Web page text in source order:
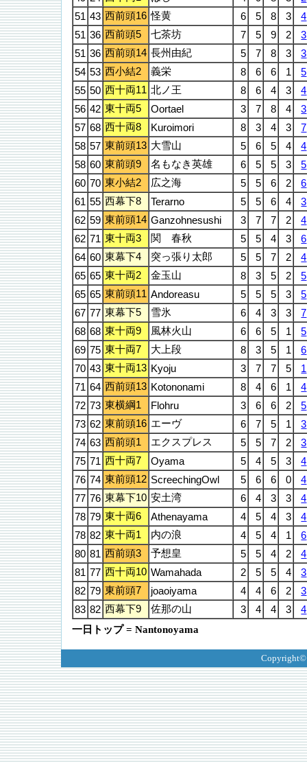
51 43 西前頭16 怪黄 6 5 8 3
4
51 36 西前頭5 七茶坊 7 5 9 2
3
51 36 西前頭14 長州由紀 5 7 8 3
3
54 53 西小結2 義栄 8 6 6 1
5
55 50 西十両11 北ノ王 8 6 4 3
4
56 42 東十両5 Oortael 3 7 8 4
3
57 68 西十両8 Kuroimori 8 3 4 3
7
58 57 東前頭13 大雪山 5 6 5 4
4
58 60 東前頭9 名もなき英雄 6 5 5 3
5
60 70 東小結2 広之海 5 5 6 2
6
61 55 西幕下8 Terarno 5 5 6 4
3
62 59 東前頭14 Ganzohnesushi 3 7 7 2
4
62 71 東十両3 関 春秋 5 5 4 3
6
64 60 東幕下4 突っ張り太郎 5 5 7 2
4
65 65 東十両2 金玉山 8 3 5 2
5
65 65 東前頭11 Andoreasu 5 5 5 3
5
67 77 東幕下5 雪氷 6 4 3 3
7
68 68 東十両9 風林火山 6 6 5 1
5
69 75 東十両7 大上段 8 3 5 1
6
70 43 東十両13 Kyoju 3 7 7 5
1
71 64 西前頭13 Kotononami 8 4 6 1
4
72 73 東横綱1 Flohru 3 6 6 2
5
73 62 東前頭16 エーヴ 6 7 5 1
3
74 63 西前頭1 エクスプレス 5 5 7 2
3
75 71 西十両7 Oyama 5 4 5 3
4
76 74 東前頭12 ScreechingOwl 5 6 6 0
4
77 76 東幕下10 安土湾 6 4 3 3
4
78 79 東十両6 Athenayama 4 5 4 3
4
78 82 東十両1 内の浪 4 5 4 1
6
80 81 西前頭3 予想皇 5 5 4 2
4
81 77 西十両10 Wamahada 2 5 5 4
3
82 79 東前頭7 joaoiyama 4 4 6 2
3
83 82 西幕下9 佐那の山 3 4 4 3
4
一日トップ = Nantonoyama